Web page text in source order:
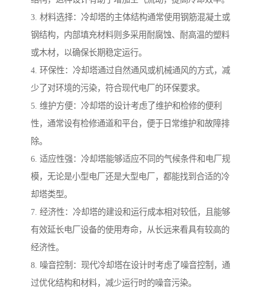
3. 材料选择：冷却塔的主体结构通常使用钢筋混凝土或
钢结构，内部填充材料则多采用耐腐蚀、耐高温的塑料
或木材，以确保长期稳定运行。
4. 环保性：冷却塔通过自然通风或机械通风的方式，减
少了对环境的污染，符合现代电厂的环保要求。
5. 维护方便：冷却塔的设计考虑了维护和检修的便利
性，通常设有检修通道和平台，便于日常维护和故障排
除。
6. 适应性强：冷却塔能够适应不同的气候条件和电厂规
模，无论是小型电厂还是大型电厂，都能找到合适的冷
却塔类型。
7. 经济性：冷却塔的建设和运行成本相对较低，且能够
有效延长电厂设备的使用寿命，从长远来看具有较高的
经济性。
8. 噪音控制：现代冷却塔在设计时考虑了噪音控制，通
过优化结构和材料，减少运行时的噪音污染。